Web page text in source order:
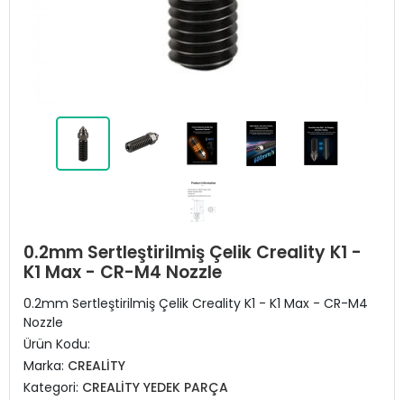
0.2mm Sertleştirilmiş Çelik Creality K1 -
K1 Max - CR-M4 Nozzle
0.2mm Sertleştirilmiş Çelik Creality K1 - K1 Max - CR-M4
Nozzle
Ürün Kodu:
Marka: CREALİTY
Kategori: CREALİTY YEDEK PARÇA